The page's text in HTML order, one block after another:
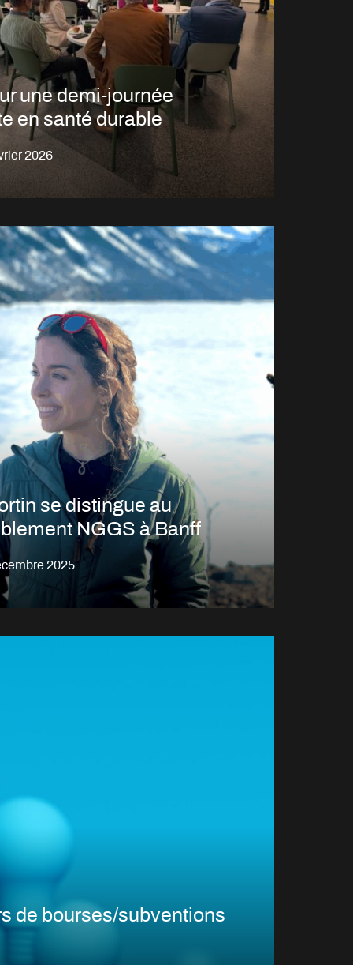
une demi-journée
en santé durable
2026
se distingue au
NGGS à Banff
2025
de bourses/subventions